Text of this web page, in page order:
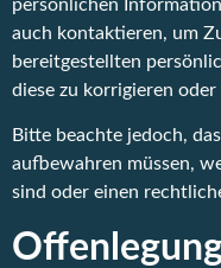
persönlichen
auch kontaktieren, um
bereitgestellten
diese zu korrigieren oder
Bitte beachte jedoch,
aufbewahren müssen,
sind oder einen